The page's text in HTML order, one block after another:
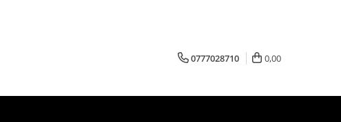
0777028710 0,00